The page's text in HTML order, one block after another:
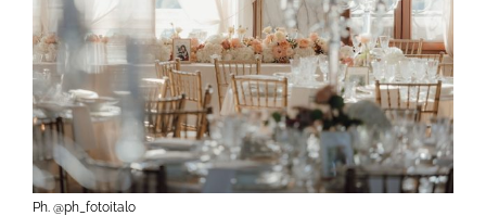
Ph. @ph_fotoitalo